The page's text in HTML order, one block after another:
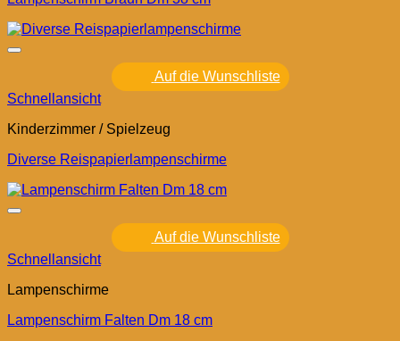
Auf die Wunschliste
Schnellansicht
Kinderzimmer / Spielzeug
Diverse Reispapierlampenschirme
Auf die Wunschliste
Schnellansicht
Lampenschirme
Lampenschirm Falten Dm 18 cm